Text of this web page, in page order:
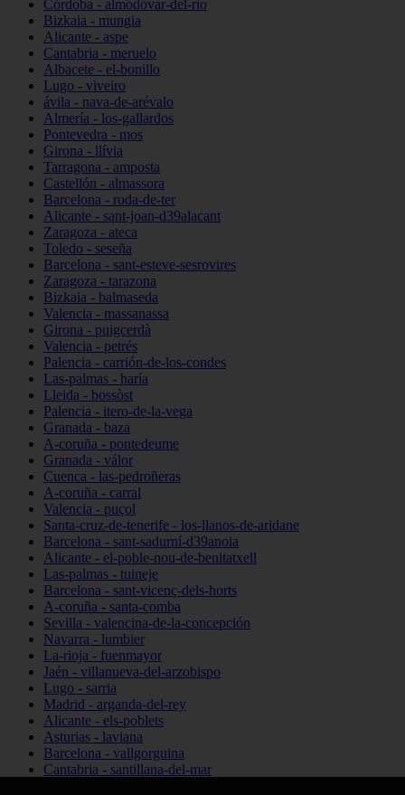
Córdoba - almodóvar-del-río
Bizkaia - mungia
Alicante - aspe
Cantabria - meruelo
Albacete - el-bonillo
Lugo - viveiro
ávila - nava-de-arévalo
Almería - los-gallardos
Pontevedra - mos
Girona - llívia
Tarragona - amposta
Castellón - almassora
Barcelona - roda-de-ter
Alicante - sant-joan-d39alacant
Zaragoza - ateca
Toledo - seseña
Barcelona - sant-esteve-sesrovires
Zaragoza - tarazona
Bizkaia - balmaseda
Valencia - massanassa
Girona - puigcerdà
Valencia - petrés
Palencia - carrión-de-los-condes
Las-palmas - haría
Lleida - bossòst
Palencia - itero-de-la-vega
Granada - baza
A-coruña - pontedeume
Granada - válor
Cuenca - las-pedroñeras
A-coruña - carral
Valencia - puçol
Santa-cruz-de-tenerife - los-llanos-de-aridane
Barcelona - sant-sadurní-d39anoia
Alicante - el-poble-nou-de-benitatxell
Las-palmas - tuineje
Barcelona - sant-vicenç-dels-horts
A-coruña - santa-comba
Sevilla - valencina-de-la-concepción
Navarra - lumbier
La-rioja - fuenmayor
Jaén - villanueva-del-arzobispo
Lugo - sarria
Madrid - arganda-del-rey
Alicante - els-poblets
Asturias - laviana
Barcelona - vallgorguina
Cantabria - santillana-del-mar